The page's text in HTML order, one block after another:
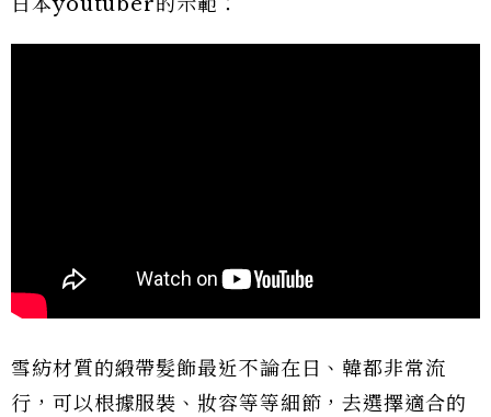
雪紡材質的緞帶髮飾最近不論在日、韓都非常流
行，可以根據服裝、妝容等等細節，去選擇適合的